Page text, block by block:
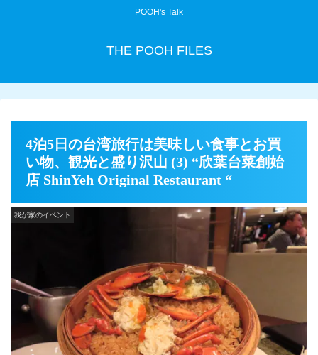
POOH's Talk
THE POOH FILES
4泊5日の台湾旅行は美味しい食事とお買
い物、観光と盛り沢山 (3) “欣葉台菜創始
店 ShinYeh Original Restaurant “
我が家のイベント